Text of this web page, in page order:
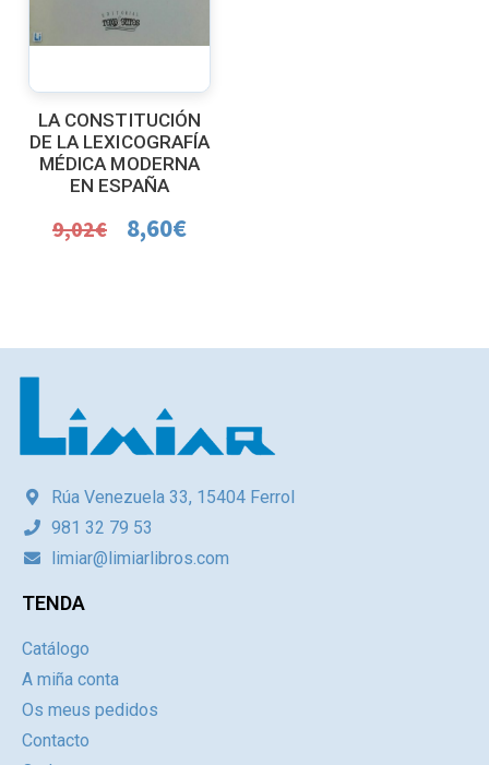
LA CONSTITUCIÓN
DE LA LEXICOGRAFÍA
MÉDICA MODERNA
EN ESPAÑA
9,02€ 8,60€
Rúa Venezuela 33, 15404 Ferrol
981 32 79 53
limiar@limiarlibros.com
TENDA
Catálogo
A miña conta
Os meus pedidos
Contacto